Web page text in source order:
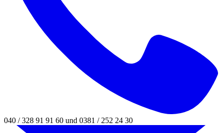
040 / 328 91 91 60 und 0381 / 252 24 30